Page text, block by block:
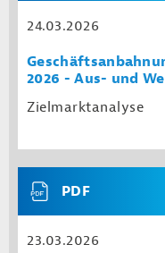
24.03.2026
2026 - Aus- und
Zielmarktanalyse
PDF
23.03.2026